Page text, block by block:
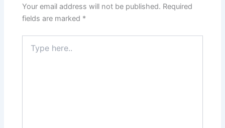
Your email address will not be published. Required
fields are marked *
here..